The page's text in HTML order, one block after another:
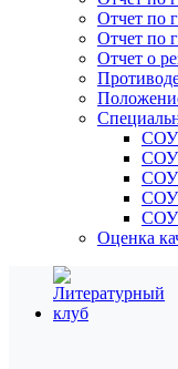
Отчет по
Отчет по
Отчет о
Оценка